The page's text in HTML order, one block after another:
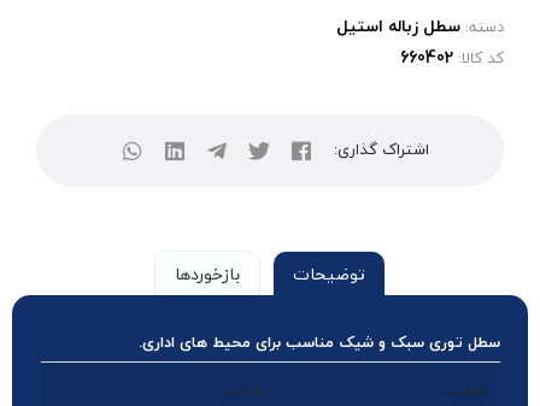
دسته: سطل زباله استیل
کد کالا:
اشتراک گذاری:
توضیحات بازخوردها
سطل توری سبک و شیک مناسب برای محیط های اداری.
ظرفیت: 5 لیتر